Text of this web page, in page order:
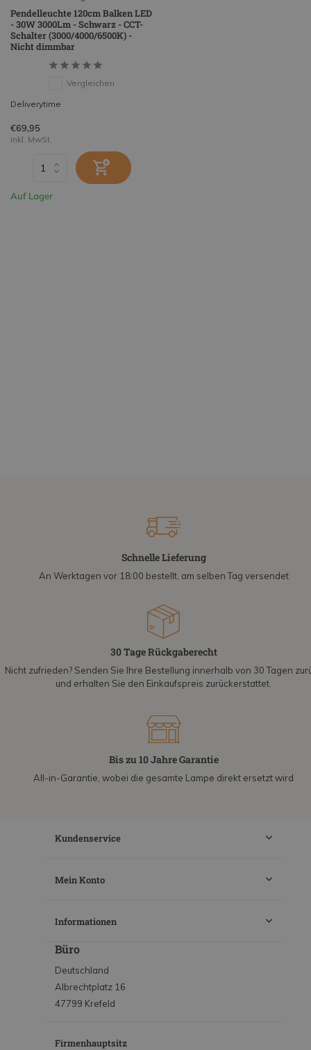
Pendelleuchte 120cm Balken LED
- 30W 3000Lm - Schwarz - CCT-
Schalter (3000/4000/6500K) -
Nicht dimmbar
Vergleichen
Deliverytime
€69,95
inkl. MwSt.
Auf Lager
Schnelle Lieferung
An Werktagen vor 18:00 bestellt, am selben Tag versendet
30 Tage Rückgaberecht
Nicht zufrieden? Senden Sie Ihre Bestellung innerhalb von 30 Tagen
und erhalten Sie den Einkaufspreis zurückerstattet.
Bis zu 10 Jahre Garantie
All-in-Garantie, wobei die gesamte Lampe direkt ersetzt wird
Kundenservice
Mein Konto
Informationen
Büro
Deutschland
Albrechtplatz 16
47799 Krefeld
Firmenhauptsitz